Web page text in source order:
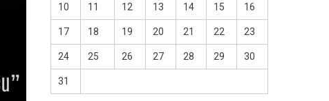
10 11 12 13 14 15 16
17 18 19 20 21 22 23
24 25 26 27 28 29 30
31